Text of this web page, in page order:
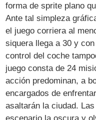
forma de sprite plano
Ante tal simpleza
el juego corriera al
siquera llega a 30 y
control del coche
juego consta de 24
acción predominan, a
encargados de
asaltarán la ciudad.